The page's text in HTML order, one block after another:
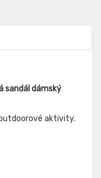
sandál dámský
aktivity.